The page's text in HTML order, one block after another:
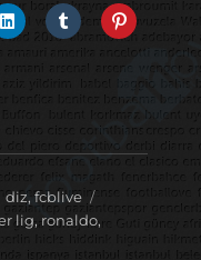
Kategoriler
diz,fcblive
lig, ronaldo,